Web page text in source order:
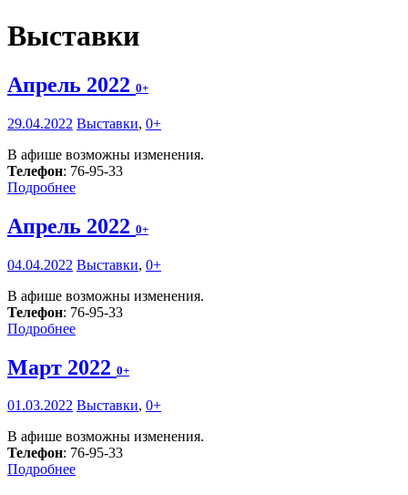
Выставки
Апрель 2022 0+
29.04.2022 Выставки, 0+
В афише возможны изменения.
Телефон: 76-95-33
Подробнее
Апрель 2022 0+
04.04.2022 Выставки, 0+
В афише возможны изменения.
Телефон: 76-95-33
Подробнее
Март 2022 0+
01.03.2022 Выставки, 0+
В афише возможны изменения.
Телефон: 76-95-33
Подробнее